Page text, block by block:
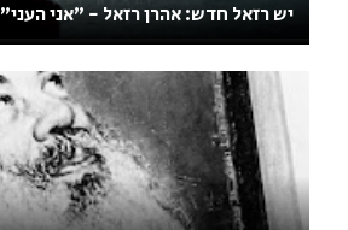
יש רזאל חדש: אהרן רזאל - "אני העני"